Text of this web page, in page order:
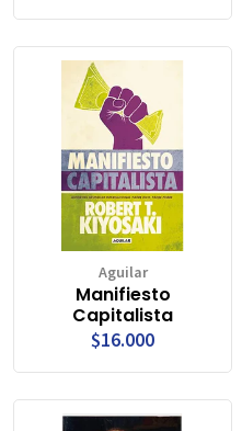
Aguilar
Manifiesto
Capitalista
$16.000